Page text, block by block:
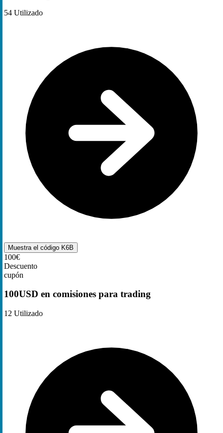
54 Utilizado
Muestra el código K6B
100€
Descuento
cupón
100USD en comisiones para trading
12 Utilizado